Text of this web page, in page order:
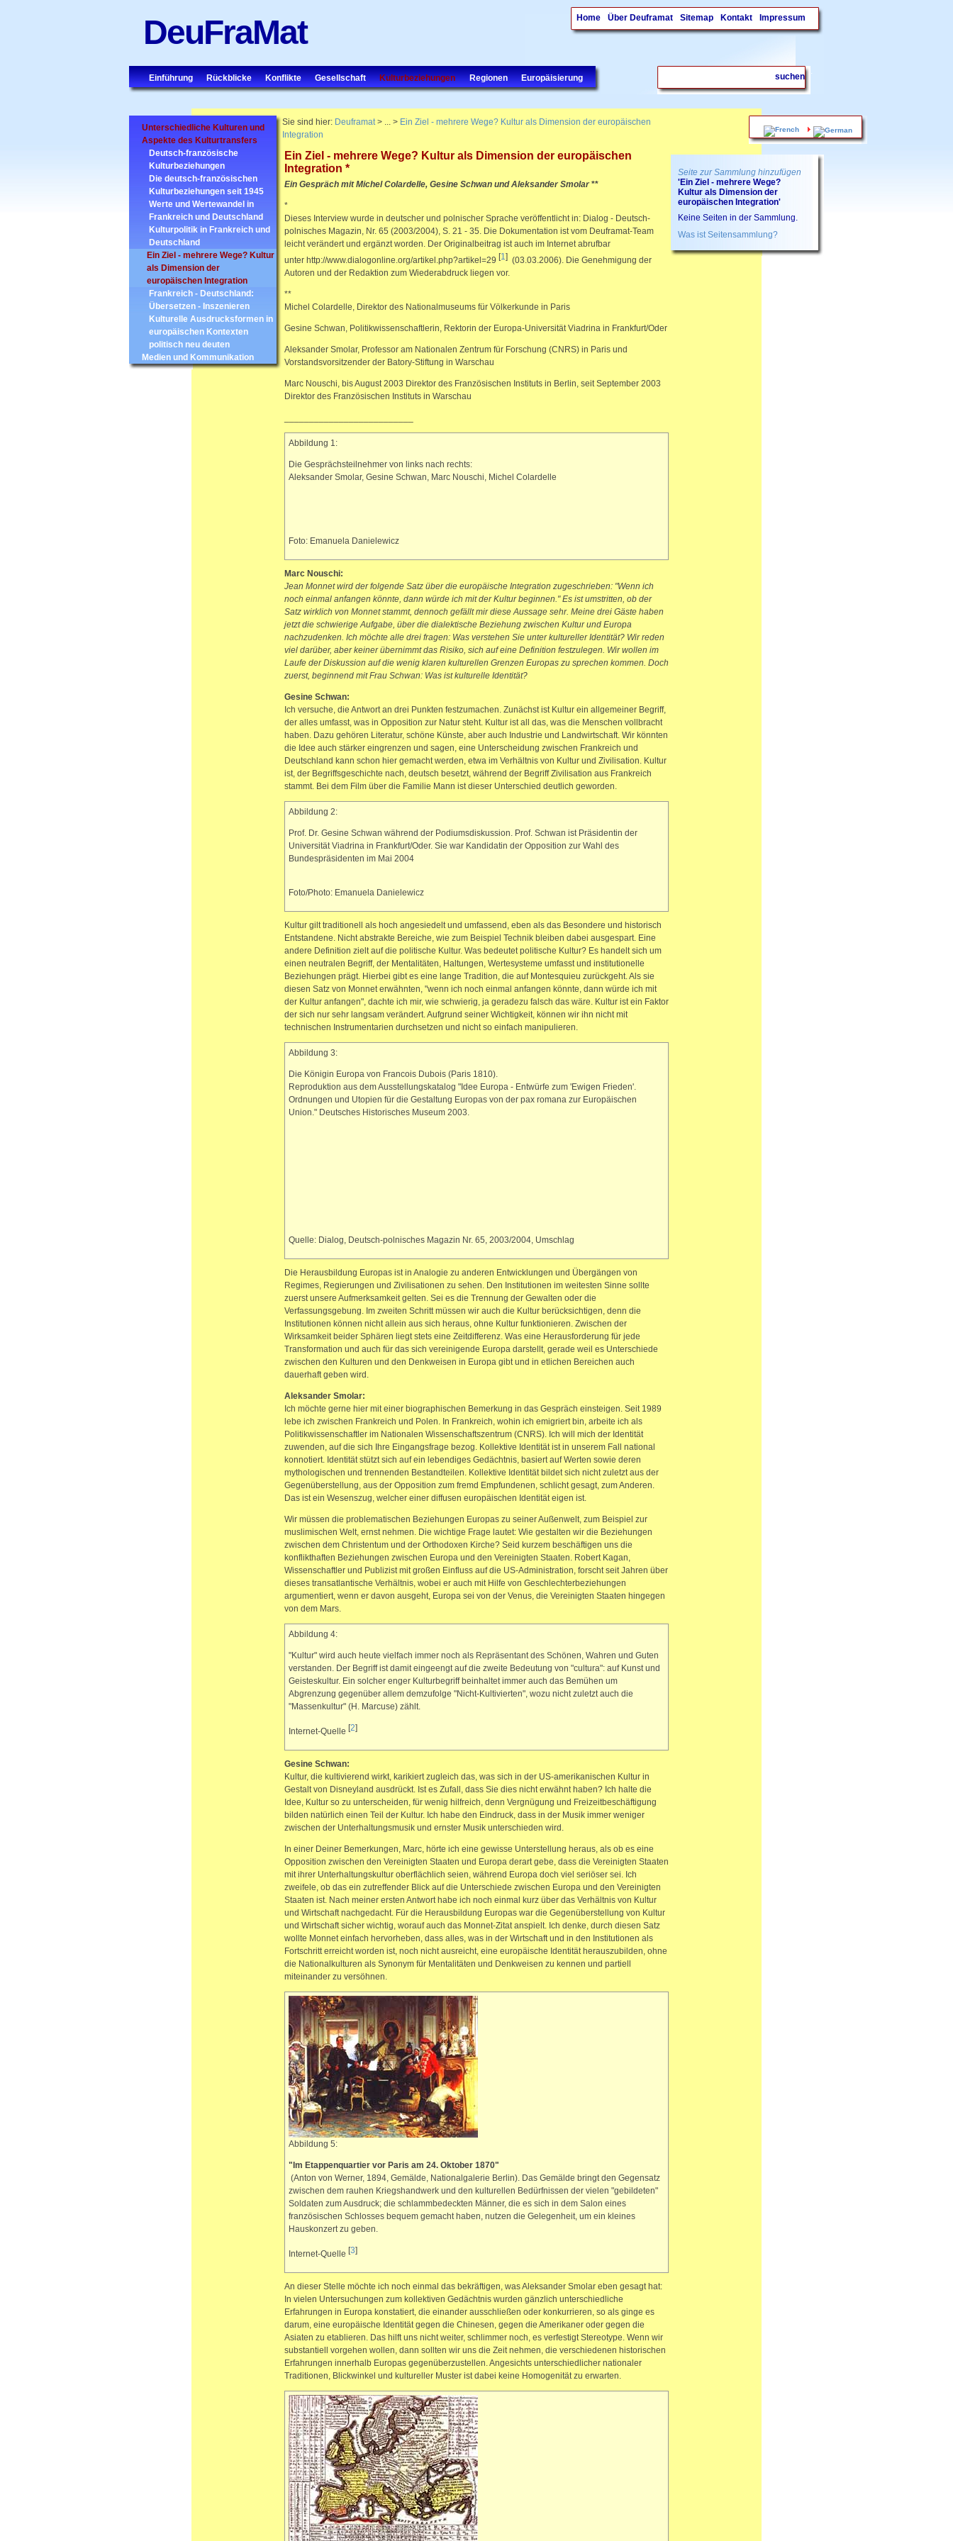
Home Über Deuframat Sitemap Kontakt Impressum
DeuFraMat
Einführung Rückblicke Konflikte Gesellschaft Kulturbeziehungen Regionen Europäisierung
.
Unterschiedliche Kulturen und
Aspekte des Kulturtransfers
Deutsch-französische
Kulturbeziehungen
Die deutsch-französischen
Kulturbeziehungen seit 1945
Werte und Wertewandel in
Frankreich und Deutschland
Kulturpolitik in Frankreich und
Deutschland
Ein Ziel - mehrere Wege? Kultur
als Dimension der
europäischen Integration
Frankreich - Deutschland:
Übersetzen - Inszenieren
Kulturelle Ausdrucksformen in
europäischen Kontexten
politisch neu deuten
Medien und Kommunikation
Seite zur Sammlung hinzufügen
'Ein Ziel - mehrere Wege?
Kultur als Dimension der
europäischen Integration'
Keine Seiten in der Sammlung.
Was ist Seitensammlung?
Sie sind hier: Deuframat> ... > Ein Ziel - mehrere Wege? Kultur als Dimension der europäischen
Integration
Ein Ziel - mehrere Wege? Kultur als Dimension der europäischen
Integration *
Ein Gespräch mit Michel Colardelle, Gesine Schwan und Aleksander Smolar **
*
Dieses Interview wurde in deutscher und polnischer Sprache veröffentlicht in: Dialog - Deutsch-
polnisches Magazin, Nr. 65 (2003/2004), S. 21 - 35. Die Dokumentation ist vom Deuframat-Team
leicht verändert und ergänzt worden. Der Originalbeitrag ist auch im Internet abrufbar
unter http://www.dialogonline.org/artikel.php?artikel=29 [1](03.03.2006). Die Genehmigung der
Autoren und der Redaktion zum Wiederabdruck liegen vor.
**
Michel Colardelle, Direktor des Nationalmuseums für Völkerkunde in Paris
Gesine Schwan, Politikwissenschaftlerin, Rektorin der Europa-Universität Viadrina in Frankfurt/Oder
Aleksander Smolar, Professor am Nationalen Zentrum für Forschung (CNRS) in Paris und
Vorstandsvorsitzender der Batory-Stiftung in Warschau
Marc Nouschi, bis August 2003 Direktor des Französischen Instituts in Berlin, seit September 2003
Direktor des Französischen Instituts in Warschau
Abbildung 1:
Die Gesprächsteilnehmer von links nach rechts:
Aleksander Smolar, Gesine Schwan, Marc Nouschi, Michel Colardelle
Foto: Emanuela Danielewicz
Marc Nouschi:
Jean Monnet wird der folgende Satz über die europäische Integration zugeschrieben: "Wenn ich
noch einmal anfangen könnte, dann würde ich mit der Kultur beginnen." Es ist umstritten, ob der
Satz wirklich von Monnet stammt, dennoch gefällt mir diese Aussage sehr. Meine drei Gäste haben
jetzt die schwierige Aufgabe, über die dialektische Beziehung zwischen Kultur und Europa
nachzudenken. Ich möchte alle drei fragen: Was verstehen Sie unter kultureller Identität? Wir reden
viel darüber, aber keiner übernimmt das Risiko, sich auf eine Definition festzulegen. Wir wollen im
Laufe der Diskussion auf die wenig klaren kulturellen Grenzen Europas zu sprechen kommen. Doch
zuerst, beginnend mit Frau Schwan: Was ist kulturelle Identität?
Gesine Schwan:
Ich versuche, die Antwort an drei Punkten festzumachen. Zunächst ist Kultur ein allgemeiner Begriff,
der alles umfasst, was in Opposition zur Natur steht. Kultur ist all das, was die Menschen vollbracht
haben. Dazu gehören Literatur, schöne Künste, aber auch Industrie und Landwirtschaft. Wir könnten
die Idee auch stärker eingrenzen und sagen, eine Unterscheidung zwischen Frankreich und
Deutschland kann schon hier gemacht werden, etwa im Verhältnis von Kultur und Zivilisation. Kultur
ist, der Begriffsgeschichte nach, deutsch besetzt, während der Begriff Zivilisation aus Frankreich
stammt. Bei dem Film über die Familie Mann ist dieser Unterschied deutlich geworden.
Abbildung 2:
Prof. Dr. Gesine Schwan während der Podiumsdiskussion. Prof. Schwan ist Präsidentin der
Universität Viadrina in Frankfurt/Oder. Sie war Kandidatin der Opposition zur Wahl des
Bundespräsidenten im Mai 2004
Foto/Photo: Emanuela Danielewicz
Kultur gilt traditionell als hoch angesiedelt und umfassend, eben als das Besondere und historisch
Entstandene. Nicht abstrakte Bereiche, wie zum Beispiel Technik bleiben dabei ausgespart. Eine
andere Definition zielt auf die politische Kultur. Was bedeutet politische Kultur? Es handelt sich um
einen neutralen Begriff, der Mentalitäten, Haltungen, Wertesysteme umfasst und institutionelle
Beziehungen prägt. Hierbei gibt es eine lange Tradition, die auf Montesquieu zurückgeht. Als sie
diesen Satz von Monnet erwähnten, "wenn ich noch einmal anfangen könnte, dann würde ich mit
der Kultur anfangen", dachte ich mir, wie schwierig, ja geradezu falsch das wäre. Kultur ist ein Faktor
der sich nur sehr langsam verändert. Aufgrund seiner Wichtigkeit, können wir ihn nicht mit
technischen Instrumentarien durchsetzen und nicht so einfach manipulieren.
Abbildung 3:
Die Königin Europa von Francois Dubois (Paris 1810).
Reproduktion aus dem Ausstellungskatalog "Idee Europa - Entwürfe zum 'Ewigen Frieden'.
Ordnungen und Utopien für die Gestaltung Europas von der pax romana zur Europäischen
Union." Deutsches Historisches Museum 2003.
Quelle: Dialog, Deutsch-polnisches Magazin Nr. 65, 2003/2004, Umschlag
Die Herausbildung Europas ist in Analogie zu anderen Entwicklungen und Übergängen von
Regimes, Regierungen und Zivilisationen zu sehen. Den Institutionen im weitesten Sinne sollte
zuerst unsere Aufmerksamkeit gelten. Sei es die Trennung der Gewalten oder die
Verfassungsgebung. Im zweiten Schritt müssen wir auch die Kultur berücksichtigen, denn die
Institutionen können nicht allein aus sich heraus, ohne Kultur funktionieren. Zwischen der
Wirksamkeit beider Sphären liegt stets eine Zeitdifferenz. Was eine Herausforderung für jede
Transformation und auch für das sich vereinigende Europa darstellt, gerade weil es Unterschiede
zwischen den Kulturen und den Denkweisen in Europa gibt und in etlichen Bereichen auch
dauerhaft geben wird.
Aleksander Smolar:
Ich möchte gerne hier mit einer biographischen Bemerkung in das Gespräch einsteigen. Seit 1989
lebe ich zwischen Frankreich und Polen. In Frankreich, wohin ich emigriert bin, arbeite ich als
Politikwissenschaftler im Nationalen Wissenschaftszentrum (CNRS). Ich will mich der Identität
zuwenden, auf die sich Ihre Eingangsfrage bezog. Kollektive Identität ist in unserem Fall national
konnotiert. Identität stützt sich auf ein lebendiges Gedächtnis, basiert auf Werten sowie deren
mythologischen und trennenden Bestandteilen. Kollektive Identität bildet sich nicht zuletzt aus der
Gegenüberstellung, aus der Opposition zum fremd Empfundenen, schlicht gesagt, zum Anderen.
Das ist ein Wesenszug, welcher einer diffusen europäischen Identität eigen ist.
Wir müssen die problematischen Beziehungen Europas zu seiner Außenwelt, zum Beispiel zur
muslimischen Welt, ernst nehmen. Die wichtige Frage lautet: Wie gestalten wir die Beziehungen
zwischen dem Christentum und der Orthodoxen Kirche? Seid kurzem beschäftigen uns die
konflikthaften Beziehungen zwischen Europa und den Vereinigten Staaten. Robert Kagan,
Wissenschaftler und Publizist mit großen Einfluss auf die US-Administration, forscht seit Jahren über
dieses transatlantische Verhältnis, wobei er auch mit Hilfe von Geschlechterbeziehungen
argumentiert, wenn er davon ausgeht, Europa sei von der Venus, die Vereinigten Staaten hingegen
von dem Mars.
Abbildung 4:
"Kultur" wird auch heute vielfach immer noch als Repräsentant des Schönen, Wahren und Guten
verstanden. Der Begriff ist damit eingeengt auf die zweite Bedeutung von "cultura": auf Kunst und
Geisteskultur. Ein solcher enger Kulturbegriff beinhaltet immer auch das Bemühen um
Abgrenzung gegenüber allem demzufolge "Nicht-Kultivierten", wozu nicht zuletzt auch die
"Massenkultur" (H. Marcuse) zählt.
Internet-Quelle [2]
Gesine Schwan:
Kultur, die kultivierend wirkt, karikiert zugleich das, was sich in der US-amerikanischen Kultur in
Gestalt von Disneyland ausdrückt. Ist es Zufall, dass Sie dies nicht erwähnt haben? Ich halte die
Idee, Kultur so zu unterscheiden, für wenig hilfreich, denn Vergnügung und Freizeitbeschäftigung
bilden natürlich einen Teil der Kultur. Ich habe den Eindruck, dass in der Musik immer weniger
zwischen der Unterhaltungsmusik und ernster Musik unterschieden wird.
In einer Deiner Bemerkungen, Marc, hörte ich eine gewisse Unterstellung heraus, als ob es eine
Opposition zwischen den Vereinigten Staaten und Europa derart gebe, dass die Vereinigten Staaten
mit ihrer Unterhaltungskultur oberflächlich seien, während Europa doch viel seriöser sei. Ich
zweifele, ob das ein zutreffender Blick auf die Unterschiede zwischen Europa und den Vereinigten
Staaten ist. Nach meiner ersten Antwort habe ich noch einmal kurz über das Verhältnis von Kultur
und Wirtschaft nachgedacht. Für die Herausbildung Europas war die Gegenüberstellung von Kultur
und Wirtschaft sicher wichtig, worauf auch das Monnet-Zitat anspielt. Ich denke, durch diesen Satz
wollte Monnet einfach hervorheben, dass alles, was in der Wirtschaft und in den Institutionen als
Fortschritt erreicht worden ist, noch nicht ausreicht, eine europäische Identität herauszubilden, ohne
die Nationalkulturen als Synonym für Mentalitäten und Denkweisen zu kennen und partiell
miteinander zu versöhnen.
Abbildung 5:
"Im Etappenquartier vor Paris am 24. Oktober 1870"
(Anton von Werner, 1894, Gemälde, Nationalgalerie Berlin). Das Gemälde bringt den Gegensatz
zwischen dem rauhen Kriegshandwerk und den kulturellen Bedürfnissen der vielen "gebildeten"
Soldaten zum Ausdruck; die schlammbedeckten Männer, die es sich in dem Salon eines
französischen Schlosses bequem gemacht haben, nutzen die Gelegenheit, um ein kleines
Hauskonzert zu geben.
Internet-Quelle [3]
An dieser Stelle möchte ich noch einmal das bekräftigen, was Aleksander Smolar eben gesagt hat:
In vielen Untersuchungen zum kollektiven Gedächtnis wurden gänzlich unterschiedliche
Erfahrungen in Europa konstatiert, die einander ausschließen oder konkurrieren, so als ginge es
darum, eine europäische Identität gegen die Chinesen, gegen die Amerikaner oder gegen die
Asiaten zu etablieren. Das hilft uns nicht weiter, schlimmer noch, es verfestigt Stereotype. Wenn wir
substantiell vorgehen wollen, dann sollten wir uns die Zeit nehmen, die verschiedenen historischen
Erfahrungen innerhalb Europas gegenüberzustellen. Angesichts unterschiedlicher nationaler
Traditionen, Blickwinkel und kultureller Muster ist dabei keine Homogenität zu erwarten.